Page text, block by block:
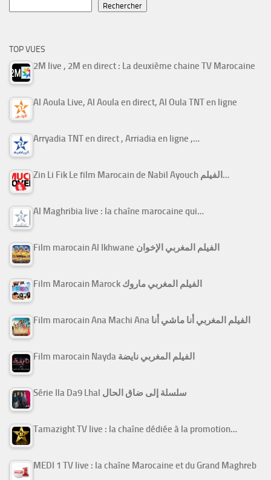
Rechercher
TOP VUES
2M live , 2M en direct : La deuxième chaine TV Marocaine
Al Aoula Live, Al Aoula en direct, Al Oula TNT en ligne
Arryadia TNT en direct , Arriadia en ligne ,…
Zin Li Fik Le film Marocain de Nabil Ayouch الفيلم…
Al Maghribia live : la chaîne marocaine qui…
Film marocain Al Ikhwane الفيلم المغربي الإخوان
Film Marocain Marock الفيلم المغربي ماروك
Film marocain Ana Machi Ana الفيلم المغربي أنا ماشي أنا
Film marocain Nayda الفيلم المغربي نايضة
Série Ila Da9 Lhal سلسلة إلى ضاق الحال
Tamazight TV live : la chaîne dédiée à la promotion…
MEDI 1 TV live : la chaîne Marocaine et du Grand Maghreb